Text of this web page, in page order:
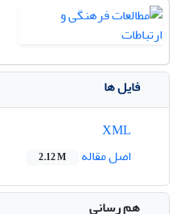
فایل ها
اصل مقاله
2.12 M
هم رسانی